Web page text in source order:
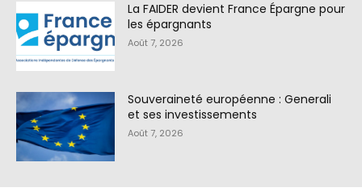
La FAIDER devient France Épargne pour
les épargnants
Août 7, 2026
Souveraineté européenne : Generali
et ses investissements
Août 7, 2026